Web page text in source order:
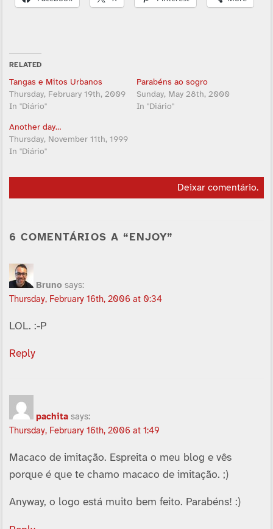
RELATED
Tangas e Mitos Urbanos
Thursday, February 19th, 2009
In "Diário"
Parabéns ao sogro
Sunday, May 28th, 2000
In "Diário"
Another day…
Thursday, November 11th, 1999
In "Diário"
Deixar comentário.
6 COMENTÁRIOS A “ENJOY”
Bruno says:
Thursday, February 16th, 2006 at 0:34
LOL. :-P
Reply
pachita says:
Thursday, February 16th, 2006 at 1:49
Macaco de imitação. Espreita o meu blog e vês
porque é que te chamo macaco de imitação. ;)
Anyway, o logo está muito bem feito. Parabéns! :)